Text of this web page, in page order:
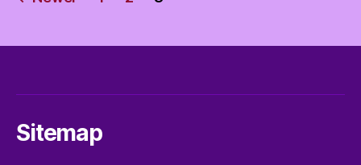
Sitemap